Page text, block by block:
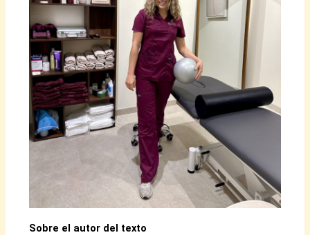
Sobre el autor del texto